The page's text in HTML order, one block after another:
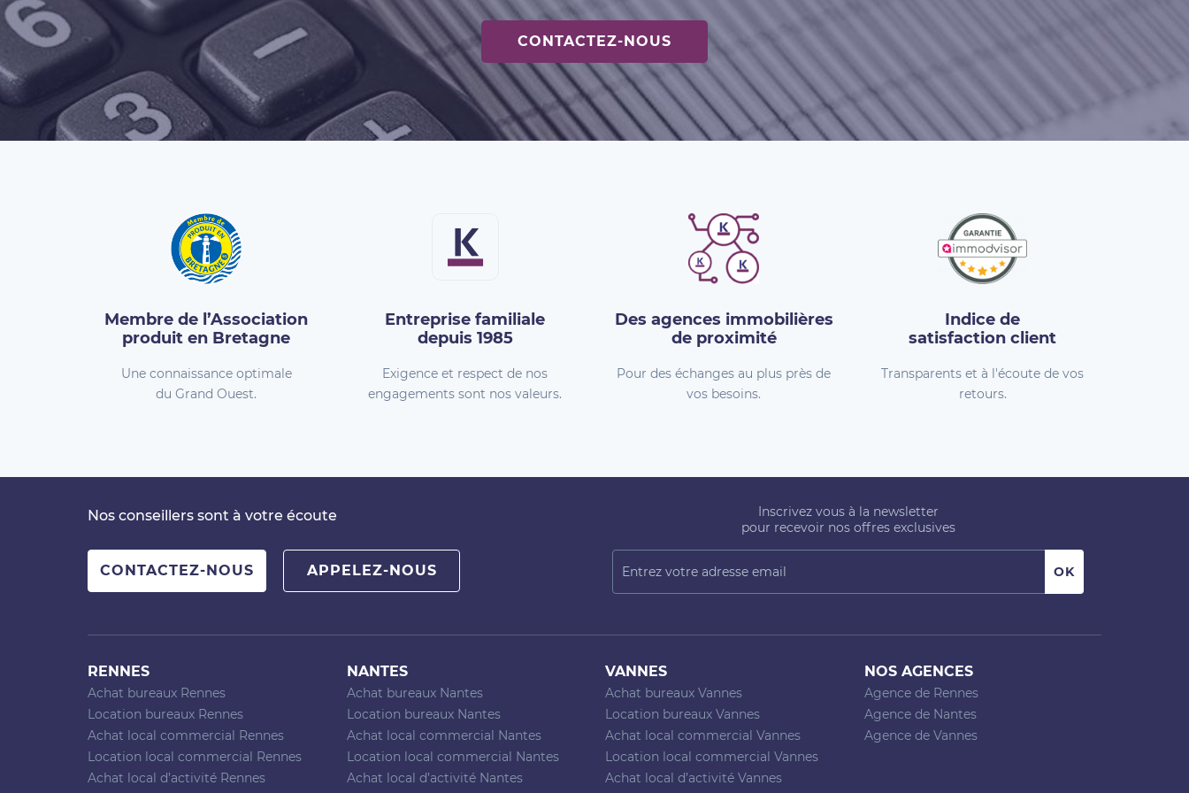
CONTACTEZ-NOUS
Membre de l’Association
produit en Bretagne
Une connaissance optimale
du Grand Ouest.
Entreprise familiale
depuis 1985
Exigence et respect de nos
engagements sont nos valeurs.
Des agences immobilières
de proximité
Pour des échanges au plus près de
vos besoins.
Indice de
satisfaction client
Transparents et à l'écoute de vos
retours.
Nos conseillers sont à votre écoute
CONTACTEZ-NOUS APPELEZ-NOUS
Inscrivez vous à la newsletter
pour recevoir nos offres exclusives
RENNES
Achat bureaux Rennes
Location bureaux Rennes
Achat local commercial Rennes
Location local commercial Rennes
Achat local d’activité Rennes
NANTES
Achat bureaux Nantes
Location bureaux Nantes
Achat local commercial Nantes
Location local commercial Nantes
Achat local d’activité Nantes
VANNES
Achat bureaux Vannes
Location bureaux Vannes
Achat local commercial Vannes
Location local commercial Vannes
Achat local d’activité Vannes
NOS AGENCES
Agence de Rennes
Agence de Nantes
Agence de Vannes